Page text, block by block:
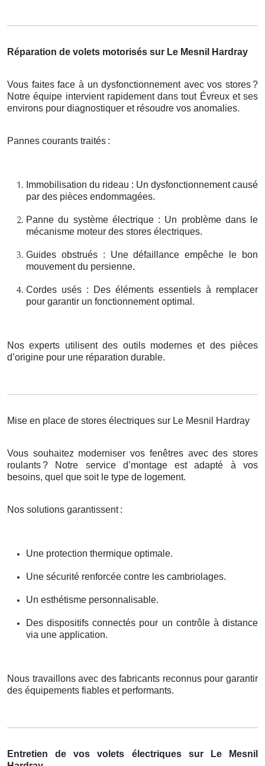
Réparation de volets motorisés sur Le Mesnil Hardray
Vous faites face à un dysfonctionnement avec vos stores?
Notreéquipe intervient rapidement dans tout Évreux et ses
environs pour diagnostiquer et résoudre vos anomalies.
Pannes courants traités :
Immobilisation du rideau : Un dysfonctionnement causé
par des pièces endommagées.
Panne du système électrique : Un problème dans le
mécanisme moteur des stores électriques.
Guides obstrués : Une défaillance empêche le bon
mouvement du persienne.
Cordes usés : Des éléments essentiels à remplacer
pour garantir un fonctionnement optimal.
Nos experts utilisent des outils modernes et des pièces
d’origine pour une réparation durable.
Mise en place de stores électriques sur Le Mesnil Hardray
Vous souhaitez moderniser vos fenêtres avec des stores
roulants? Notre service d’montage est adapté à vos
besoins, quel que soit le type de logement.
Nos solutions garantissent :
Une protection thermique optimale.
Une sécurité renforcée contre les cambriolages.
Un esthétisme personnalisable.
Des dispositifs connectés pour un contrôle à distance
via une application.
Nous travaillons avec des fabricants reconnus pour garantir
des équipements fiables et performants.
Entretien de vos volets électriques sur Le Mesnil